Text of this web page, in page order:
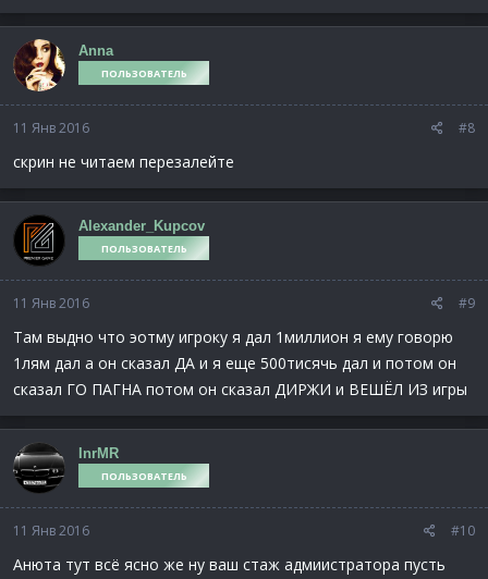
Anna
ПОЛЬЗОВАТЕЛЬ
11 Янв 2016 #8
скрин не читаем перезалейте
Alexander_Kupcov
ПОЛЬЗОВАТЕЛЬ
11 Янв 2016 #9
Там выдно что эотму игроку я дал 1миллион я ему говорю
1лям дал а он сказал ДА и я еще 500тисячь дал и потом он
сказал ГО ПАГНА потом он сказал ДИРЖИ и ВЕШЁЛ ИЗ игры
InrMR
ПОЛЬЗОВАТЕЛЬ
11 Янв 2016 #10
Анюта тут всё ясно же ну ваш стаж адмиистратора пусть